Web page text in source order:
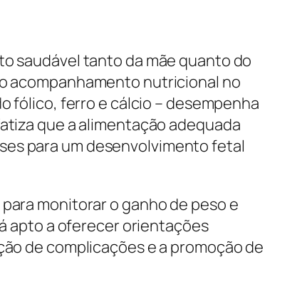
saudável tanto da mãe quanto do
acompanhamento nutricional no
fólico, ferro e cálcio – desempenha
que a alimentação adequada
para um desenvolvimento fetal
monitorar o ganho de peso e
apto a oferecer orientações
de complicações e a promoção de